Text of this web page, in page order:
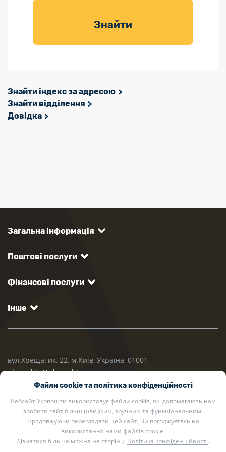
товарів для
Знайти
Знайти індекс за адресою
Знайти відділення
Довідка
Загальна інформація
Поштові послуги
Фінансові послуги
Інше
вул.Хрещатик, 22, м.Київ, Україна, 01001
ukrposhta@ukrposhta.ua
Файли cookie та політика конфіденційності
Вебсайт Укрпошти використовує файли cookie, які допомагають нам
зробити сайт більш швидким, зручним та функціональним.
Продовжуючи переглядати цей сайт, Ви погоджуєтесь на
використання нами файлів cookie.
Дізнатися більше можна на сторінці Політика конфіденційності.